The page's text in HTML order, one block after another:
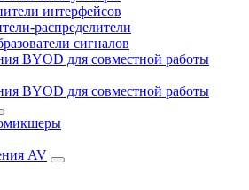
интерфейсов
распределители
сигналов
BYOD для совместной работы
BYOD для совместной работы
AV